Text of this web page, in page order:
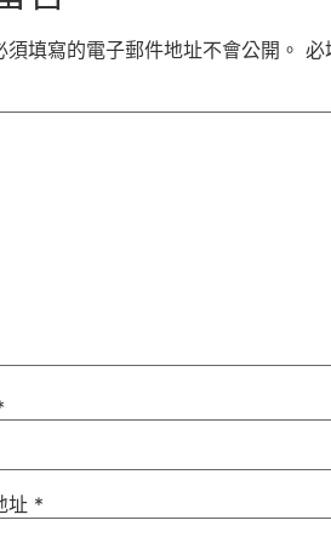
須填寫的電子郵件地址不會公開。 必
址 *